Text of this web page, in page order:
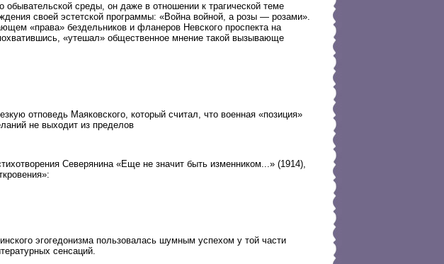
среды, он даже в отношении к трагической теме
своей эстетской программы: «Война войной, а розы — розами».
«права» бездельников и фланеров Невского проспекта на
«утешал» общественное мнение такой вызывающе
отповедь Маяковского, который считал, что военная «позиция»
не выходит из пределов
Северянина «Еще не значит быть изменником...» (1914),
эгогедонизма пользовалась шумным успехом у той части
сенсаций.